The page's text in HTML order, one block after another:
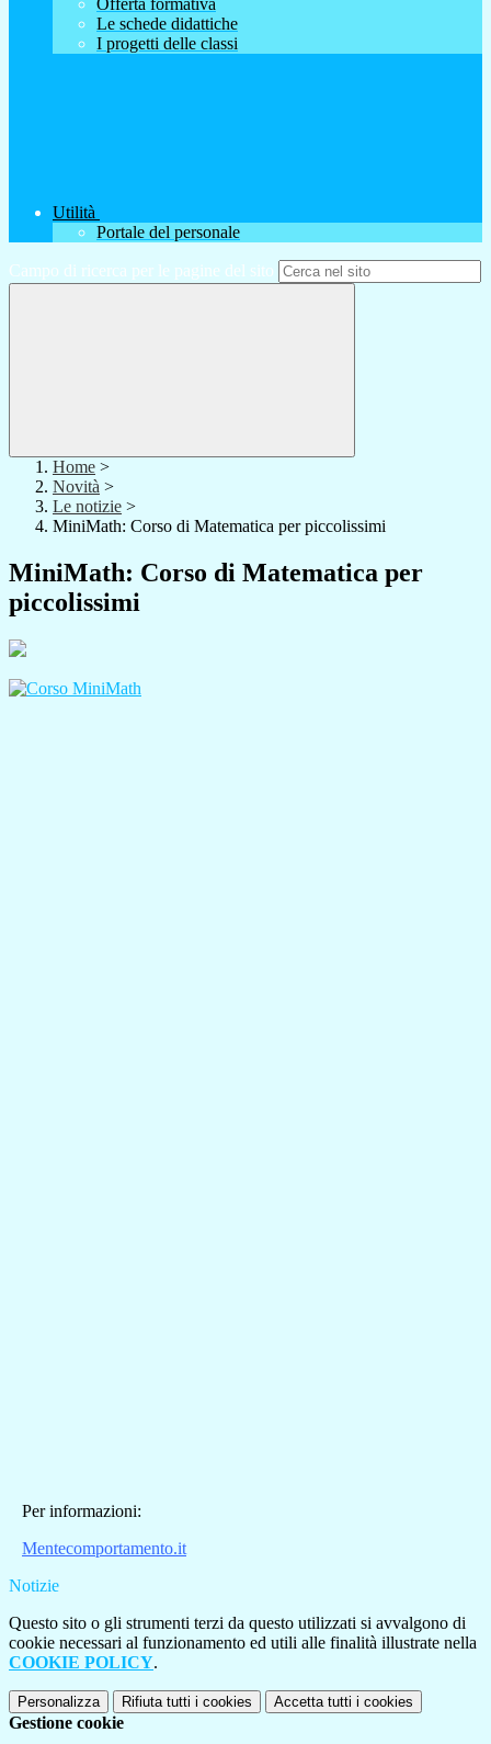
Offerta formativa
Le schede didattiche
I progetti delle classi
Utilità
Portale del personale
Campo di ricerca per le pagine del sito
Home >
Novità >
Le notizie >
MiniMath: Corso di Matematica per piccolissimi
MiniMath: Corso di Matematica per
piccolissimi
Per informazioni:
Mentecomportamento.it
Notizie
Questo sito o gli strumenti terzi da questo utilizzati si avvalgono di
cookie necessari al funzionamento ed utili alle finalità illustrate nella
COOKIE POLICY.
Personalizza Rifiuta tutti i cookies Accetta tutti i cookies
Gestione cookie